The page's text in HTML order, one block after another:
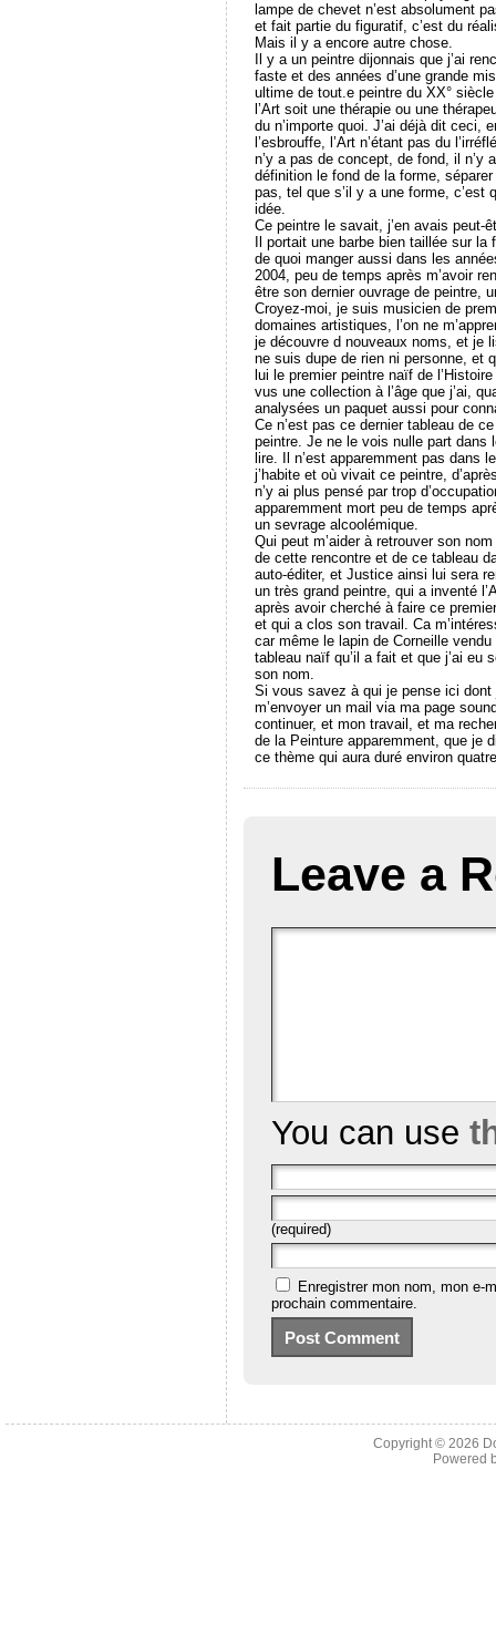
lampe de chevet n’est absolument
et fait partie du figuratif, c’est du
Mais il y a encore autre chose.
Il y a un peintre dijonnais que j’ai
faste et des années d’une grande
ultime de tout.e peintre du XX°
l’Art soit une thérapie ou une
du n’importe quoi. J’ai déjà dit ceci,
l’esbrouffe, l’Art n’étant pas du
n’y a pas de concept, de fond, il n’y
définition le fond de la forme,
pas, tel que s’il y a une forme, c’est
idée.
Ce peintre le savait, j’en avais peut-
Il portait une barbe bien taillée sur
de quoi manger aussi dans les
2004, peu de temps après m’avoir
être son dernier ouvrage de peintre,
Croyez-moi, je suis musicien de
domaines artistiques, l’on ne
je découvre d nouveaux noms, et je
ne suis dupe de rien ni personne, et
lui le premier peintre naïf de
vus une collection à l’âge que j’ai,
analysées un paquet aussi pour
Ce n’est pas ce dernier tableau de
peintre. Je ne le vois nulle part dans
lire. Il n’est apparemment pas dans
j’habite et où vivait ce peintre,
n’y ai plus pensé par trop
apparemment mort peu de temps
un sevrage alcoolémique.
Qui peut m’aider à retrouver son
de cette rencontre et de ce tableau
auto-éditer, et Justice ainsi lui sera
un très grand peintre, qui a inventé
après avoir cherché à faire ce
et qui a clos son travail. Ca
car même le lapin de Corneille
tableau naïf qu’il a fait et que j’ai
son nom.
Si vous savez à qui je pense ici
m’envoyer un mail via ma page
continuer, et mon travail, et ma
de la Peinture apparemment, que je
ce thème qui aura duré environ
Leave a
You can use
(required)
Enregistrer mon nom, mon e-
prochain commentaire.
Copyright © 2026
Powered